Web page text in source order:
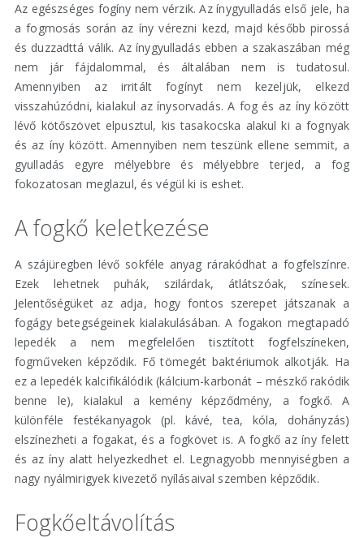
Az egészséges fogíny nem vérzik. Az ínygyulladás első jele, ha
a fogmosás során az íny vérezni kezd, majd később pirossá
és duzzadttá válik. Az ínygyulladás ebben a szakaszában még
nem jár fájdalommal, és általában nem is tudatosul.
Amennyiben az irritált fogínyt nem kezeljük, elkezd
visszahúzódni, kialakul az ínysorvadás. A fog és az íny között
lévő kötőszövet elpusztul, kis tasakocska alakul ki a fognyak
és az íny között. Amennyiben nem teszünk ellene semmit, a
gyulladás egyre mélyebbre és mélyebbre terjed, a fog
fokozatosan meglazul, és végül ki is eshet.
A fogkő keletkezése
A szájüregben lévő sokféle anyag rárakódhat a fogfelszínre.
Ezek lehetnek puhák, szilárdak, átlátszóak, színesek.
Jelentőségüket az adja, hogy fontos szerepet játszanak a
fogágy betegségeinek kialakulásában. A fogakon megtapadó
lepedék a nem megfelelően tisztított fogfelszíneken,
fogműveken képződik. Fő tömegét baktériumok alkotják. Ha
ez a lepedék kalcifikálódik (kálcium-karbonát – mészkő rakódik
benne le), kialakul a kemény képződmény, a fogkő. A
különféle festékanyagok (pl. kávé, tea, kóla, dohányzás)
elszínezheti a fogakat, és a fogkövet is. A fogkő az íny felett
és az íny alatt helyezkedhet el. Legnagyobb mennyiségben a
nagy nyálmirigyek kivezető nyílásaival szemben képződik.
Fogkőeltávolítás